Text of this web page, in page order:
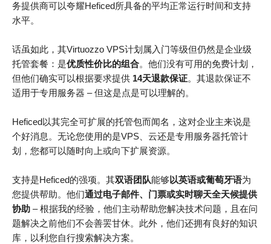
务提供商可以夸耀Heficed所具备的平均正常运行时间和支持
水平。
话虽如此，其Virtuozzo VPS计划属入门等级但仍然是企业级
托管套餐：是优质性价比的组合。他们没有可用的免费计划，
但他们确实可以根据要求提供 14天退款保证。其退款保证不
适用于专用服务器 – 但这是点是可以理解的。
Heficed以其完全可扩展的托管包而闻名，这对企业主来说是
个好消息。无论您使用的是VPS、云还是专用服务器托管计
划，您都可以随时向上或向下扩展资源。
支持是Heficed的强项。其双语团队能够 以英语或葡萄牙语为
您提供帮助。他们通过电子邮件、门票或实时聊天全天候提供
协助 – 根据我的经验，他们主动帮助您解决技术问题，且在问
题解决之前他们不会善罢甘休。此外，他们还拥有良好的知识
库，以利您自行搜索解决方案。